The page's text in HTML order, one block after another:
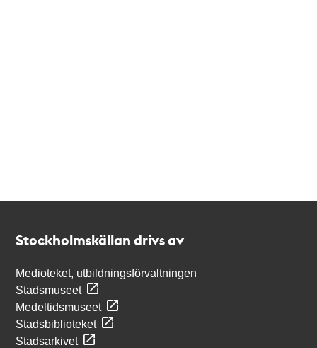
Stockholmskällan drivs av
Medioteket, utbildningsförvaltningen
Stadsmuseet
Medeltidsmuseet
Stadsbiblioteket
Stadsarkivet